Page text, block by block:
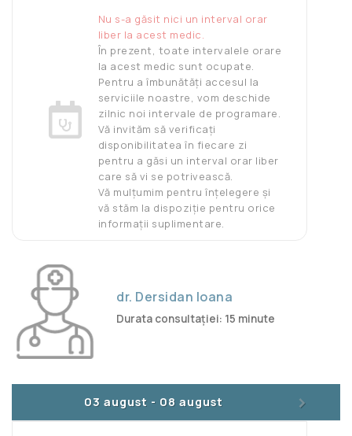
Nu s-a găsit nici un interval orar
liber la acest medic.
În prezent, toate intervalele orare
la acest medic sunt ocupate.
Pentru a îmbunătăți accesul la
serviciile noastre, vom deschide
zilnic noi intervale de programare.
Vă invităm să verificați
disponibilitatea în fiecare zi
pentru a găsi un interval orar liber
care să vi se potrivească.
Vă mulțumim pentru înțelegere și
vă stăm la dispoziție pentru orice
informații suplimentare.
dr. Dersidan Ioana
Durata consultației: 15 minute
03 august - 08 august >